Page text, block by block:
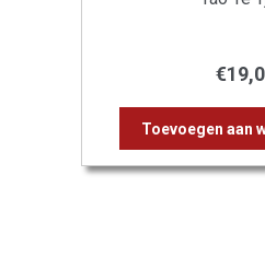
€
Toevoegen aan